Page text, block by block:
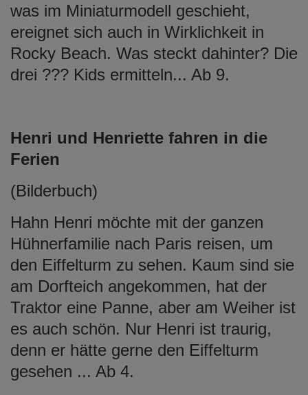
was im Miniaturmodell geschieht,
ereignet sich auch in Wirklichkeit in
Rocky Beach. Was steckt dahinter? Die
drei ??? Kids ermitteln... Ab 9.
Henri und Henriette fahren in die
Ferien
(Bilderbuch)
Hahn Henri möchte mit der ganzen
Hühnerfamilie nach Paris reisen, um
den Eiffelturm zu sehen. Kaum sind sie
am Dorfteich angekommen, hat der
Traktor eine Panne, aber am Weiher ist
es auch schön. Nur Henri ist traurig,
denn er hätte gerne den Eiffelturm
gesehen ... Ab 4.